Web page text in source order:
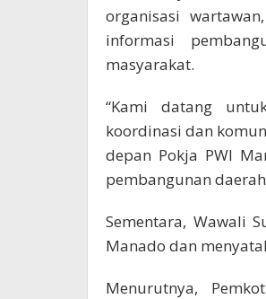
organisasi
informasi
masyarakat.
“Kami datang
koordinasi dan
depan Pokja PWI
pembangunan
Sementara, Wawali
Manado dan
Menurutnya,